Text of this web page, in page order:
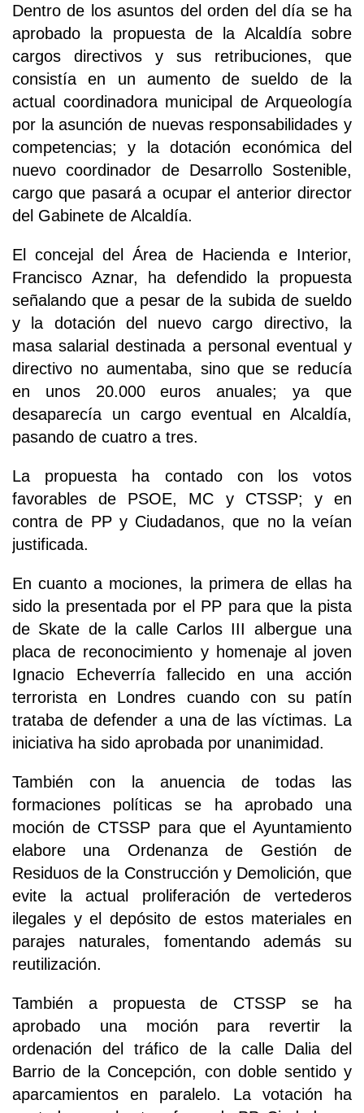
Dentro de los asuntos del orden del día se ha
aprobado la propuesta de la Alcaldía sobre
cargos directivos y sus retribuciones, que
consistía en un aumento de sueldo de la
actual coordinadora municipal de Arqueología
por la asunción de nuevas responsabilidades y
competencias; y la dotación económica del
nuevo coordinador de Desarrollo Sostenible,
cargo que pasará a ocupar el anterior director
del Gabinete de Alcaldía.
El concejal del Área de Hacienda e Interior,
Francisco Aznar, ha defendido la propuesta
señalando que a pesar de la subida de sueldo
y la dotación del nuevo cargo directivo, la
masa salarial destinada a personal eventual y
directivo no aumentaba, sino que se reducía
en unos 20.000 euros anuales; ya que
desaparecía un cargo eventual en Alcaldía,
pasando de cuatro a tres.
La propuesta ha contado con los votos
favorables de PSOE, MC y CTSSP; y en
contra de PP y Ciudadanos, que no la veían
justificada.
En cuanto a mociones, la primera de ellas ha
sido la presentada por el PP para que la pista
de Skate de la calle Carlos III albergue una
placa de reconocimiento y homenaje al joven
Ignacio Echeverría fallecido en una acción
terrorista en Londres cuando con su patín
trataba de defender a una de las víctimas. La
iniciativa ha sido aprobada por unanimidad.
También con la anuencia de todas las
formaciones políticas se ha aprobado una
moción de CTSSP para que el Ayuntamiento
elabore una Ordenanza de Gestión de
Residuos de la Construcción y Demolición, que
evite la actual proliferación de vertederos
ilegales y el depósito de estos materiales en
parajes naturales, fomentando además su
reutilización.
También a propuesta de CTSSP se ha
aprobado una moción para revertir la
ordenación del tráfico de la calle Dalia del
Barrio de la Concepción, con doble sentido y
aparcamientos en paralelo. La votación ha